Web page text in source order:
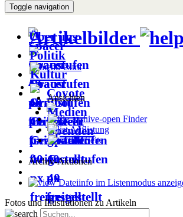
Toggle navigation
Über uns
Politik
Kultur
Coyote
Medien
Spenden
Artikelbilder
Ansichten
Finder
Auflistung
Seite
Archiv-Aktionen
Dateiinfo im Listenmodus
Fotos und Illustrationen zu Artikeln